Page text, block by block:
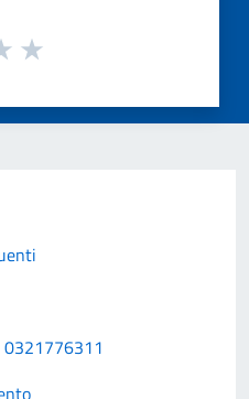
0321776311